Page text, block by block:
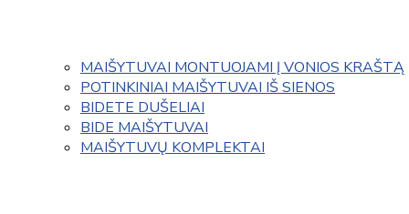
MAIŠYTUVAI MONTUOJAMI Į VONIOS KRAŠTĄ
POTINKINIAI MAIŠYTUVAI IŠ SIENOS
BIDETE DUŠELIAI
BIDE MAIŠYTUVAI
MAIŠYTUVŲ KOMPLEKTAI